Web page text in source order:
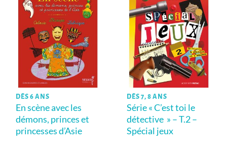
DÈS 6 ANS
En scène avec les
démons, princes et
princesses d’Asie
DÈS 7, 8 ANS
Série « C’est toi le
détective » – T.2 –
Spécial jeux